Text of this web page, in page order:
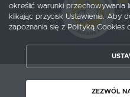
5
Copyright
określić warunki
klikając przycisk Ustawienia. Aby
zapoznania się z Polityką Cookies
ZEZWÓL